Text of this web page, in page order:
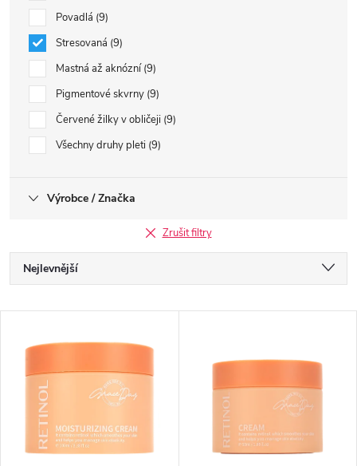
Povadlá 9
Stresovaná 9
Mastná až aknózní 9
Pigmentové skvrny 9
Červené žilky v obličeji 9
Všechny druhy pleti 9
Výrobce / Značka
Zrušit filtry
Ř
a
e
Nejlevnější
ý